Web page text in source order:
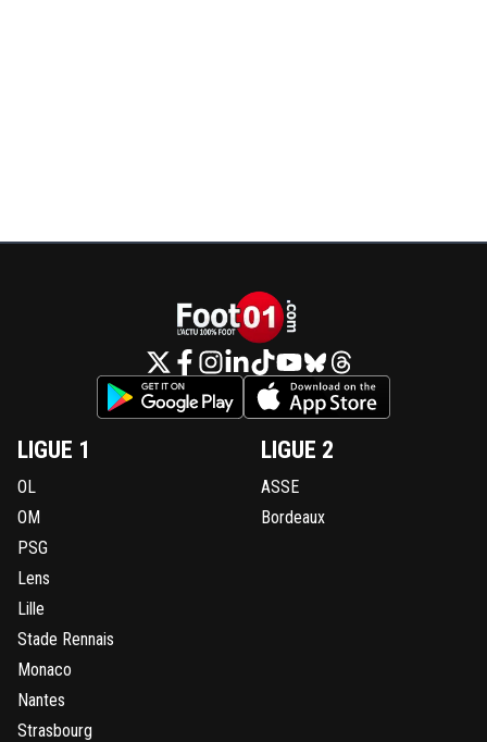
LIGUE 1
OL
OM
PSG
Lens
Lille
Stade Rennais
Monaco
Nantes
Strasbourg
LIGUE 2
ASSE
Bordeaux